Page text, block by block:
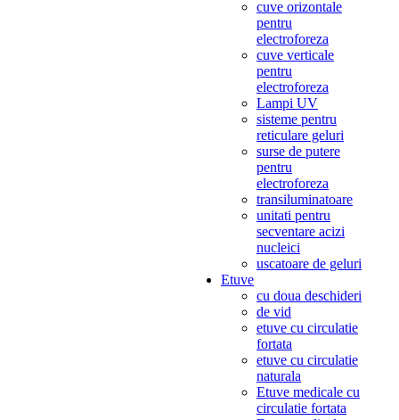
cuve orizontale
pentru
electroforeza
cuve verticale
pentru
electroforeza
Lampi UV
sisteme pentru
reticulare geluri
surse de putere
pentru
electroforeza
transiluminatoare
unitati pentru
secventare acizi
nucleici
uscatoare de geluri
Etuve
cu doua deschideri
de vid
etuve cu circulatie
fortata
etuve cu circulatie
naturala
Etuve medicale cu
circulatie fortata